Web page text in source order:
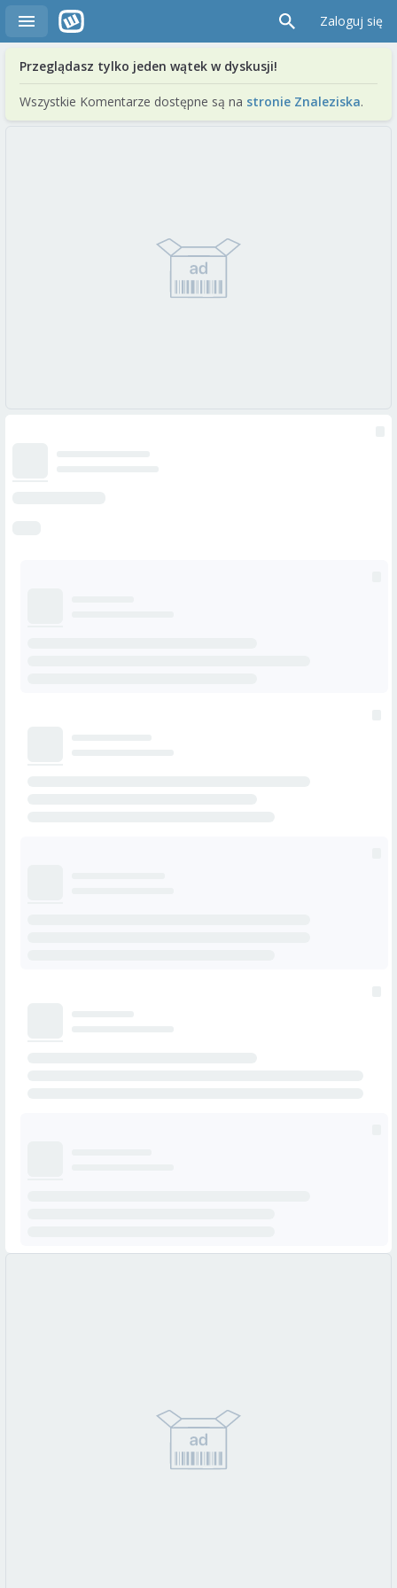
Zaloguj się
Przeglądasz tylko jeden wątek w dyskusji!
Wszystkie Komentarze dostępne są na stronie Znaleziska.